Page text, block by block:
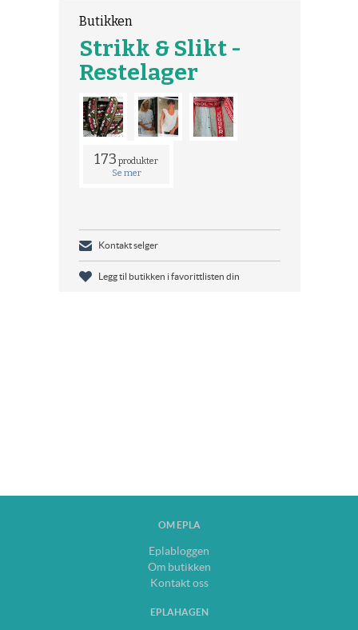
Butikken
Strikk & Slikt -
Restelager
173 produkter
Se mer
Kontakt selger
Legg til butikken i favorittlisten din
OM EPLA
Eplabloggen
Om butikken
Kontakt oss
EPLAHAGEN